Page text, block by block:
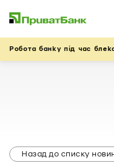
Робота банку під час
Назад до списку